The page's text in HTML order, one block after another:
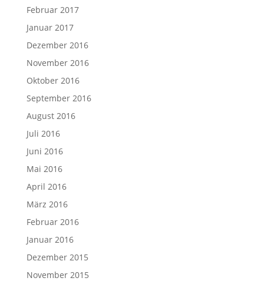
Februar 2017
Januar 2017
Dezember 2016
November 2016
Oktober 2016
September 2016
August 2016
Juli 2016
Juni 2016
Mai 2016
April 2016
März 2016
Februar 2016
Januar 2016
Dezember 2015
November 2015